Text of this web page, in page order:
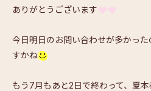
ありがとうございます
今日明日のお問い合わせが多かっ
すかね
もう7月もあと2日で終わって、夏